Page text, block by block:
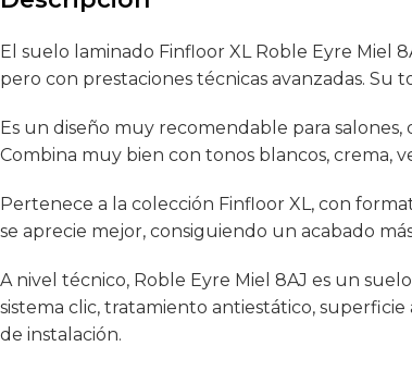
El suelo laminado Finfloor XL Roble Eyre Miel
pero con prestaciones técnicas avanzadas.
Es un diseño muy recomendable para
Combina muy bien con tonos blancos, crema,
Pertenece a la colección Finfloor XL, con
se aprecie mejor, consiguiendo un acabado
A nivel técnico, Roble Eyre Miel 8AJ es un
sistema clic, tratamiento antiestático,
de instalación.